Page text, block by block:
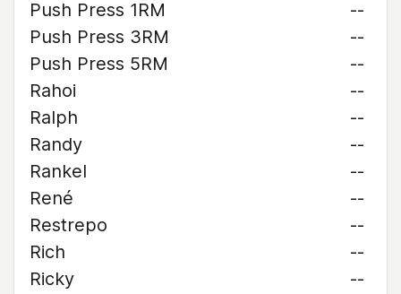
Push Press 1RM
--
Push Press 3RM
--
Push Press 5RM
--
Rahoi
--
Ralph
--
Randy
--
Rankel
--
René
--
Restrepo
--
Rich
--
Ricky
--